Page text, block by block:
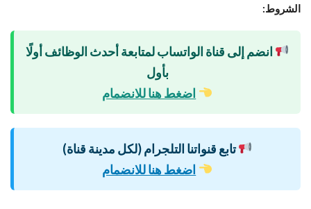
الشروط:
انضم إلى قناة الواتساب لمتابعة أحدث الوظائف أولًا
بأول
اضغط هنا للانضمام
تابع قنواتنا التلجرام (لكل مدينة قناة)
اضغط هنا للانضمام